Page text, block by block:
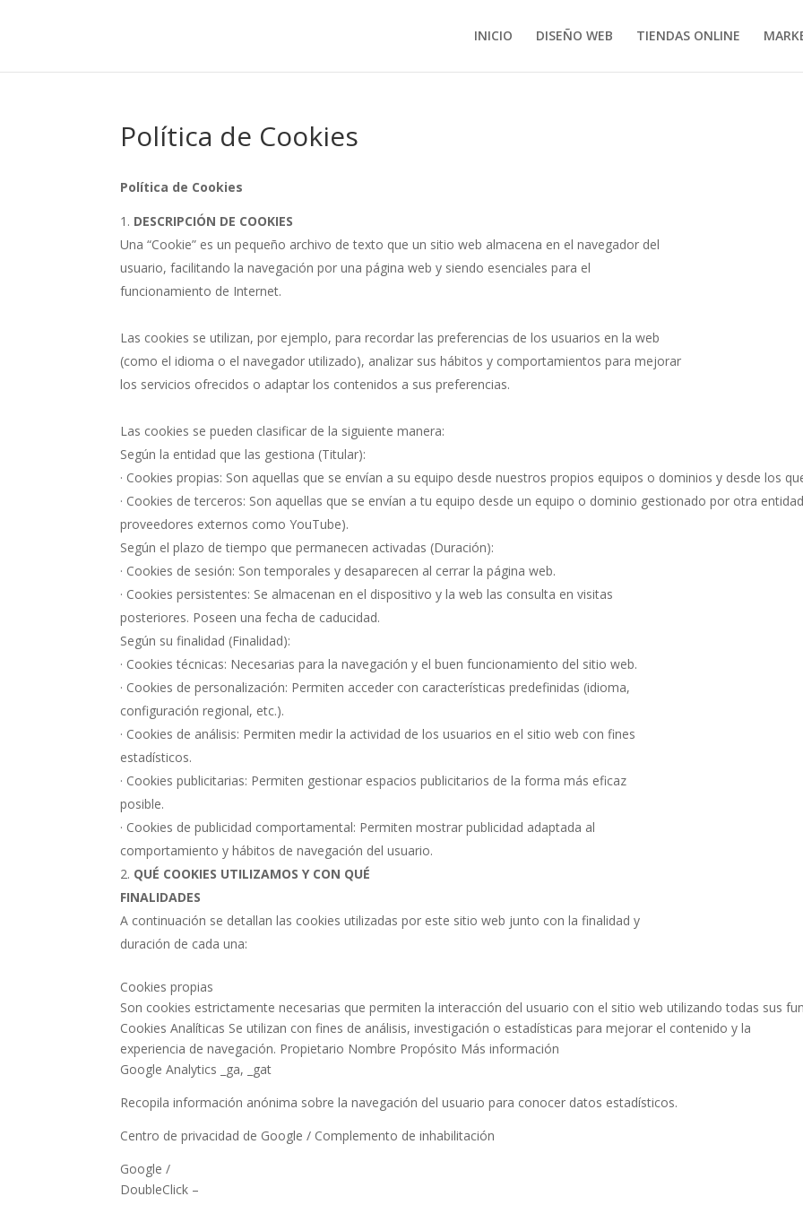
INICIO DISEÑO WEB TIENDAS ONLINE
Política de Cookies
Política de Cookies
DESCRIPCIÓN DE COOKIES
Una “Cookie” es un pequeño archivo de texto que un sitio web almacena en el navegador del
usuario, facilitando la navegación por una página web y siendo esenciales para el
funcionamiento de Internet.
Las cookies se utilizan, por ejemplo, para recordar las preferencias de los usuarios en la web
(como el idioma o el navegador utilizado), analizar sus hábitos y comportamientos para mejorar
los servicios ofrecidos o adaptar los contenidos a sus preferencias.
Las cookies se pueden clasificar de la siguiente manera:
Según la entidad que las gestiona (Titular):
· Cookies propias: Son aquellas que se envían a su equipo desde nuestros propios equipos o dominios y desde los
· Cookies de terceros: Son aquellas que se envían a tu equipo desde un equipo o dominio gestionado por otra
proveedores externos como YouTube).
Según el plazo de tiempo que permanecen activadas (Duración):
· Cookies de sesión: Son temporales y desaparecen al cerrar la página web.
· Cookies persistentes: Se almacenan en el dispositivo y la web las consulta en visitas
posteriores. Poseen una fecha de caducidad.
Según su finalidad (Finalidad):
· Cookies técnicas: Necesarias para la navegación y el buen funcionamiento del sitio web.
· Cookies de personalización: Permiten acceder con características predefinidas (idioma,
configuración regional, etc.).
· Cookies de análisis: Permiten medir la actividad de los usuarios en el sitio web con fines
estadísticos.
· Cookies publicitarias: Permiten gestionar espacios publicitarios de la forma más eficaz
posible.
· Cookies de publicidad comportamental: Permiten mostrar publicidad adaptada al
comportamiento y hábitos de navegación del usuario.
QUÉ COOKIES UTILIZAMOS Y CON QUÉ
FINALIDADES
A continuación se detallan las cookies utilizadas por este sitio web junto con la finalidad y
duración de cada una:
Cookies propias
Son cookies estrictamente necesarias que permiten la interacción del usuario con el sitio web utilizando todas sus
Cookies Analíticas Se utilizan con fines de análisis, investigación o estadísticas para mejorar el contenido y la
experiencia de navegación. Propietario Nombre Propósito Más información
Google Analytics _ga, _gat
Recopila información anónima sobre la navegación del usuario para conocer datos estadísticos.
Centro de privacidad de Google / Complemento de inhabilitación
Google /
DoubleClick –